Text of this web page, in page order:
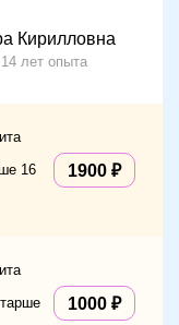
Кирилловна
14 лет опыта
16
1900
1000